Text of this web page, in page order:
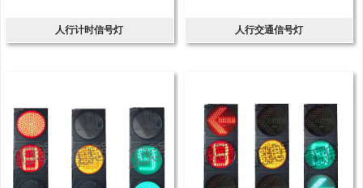
人行计时信号灯 人行交通信号灯